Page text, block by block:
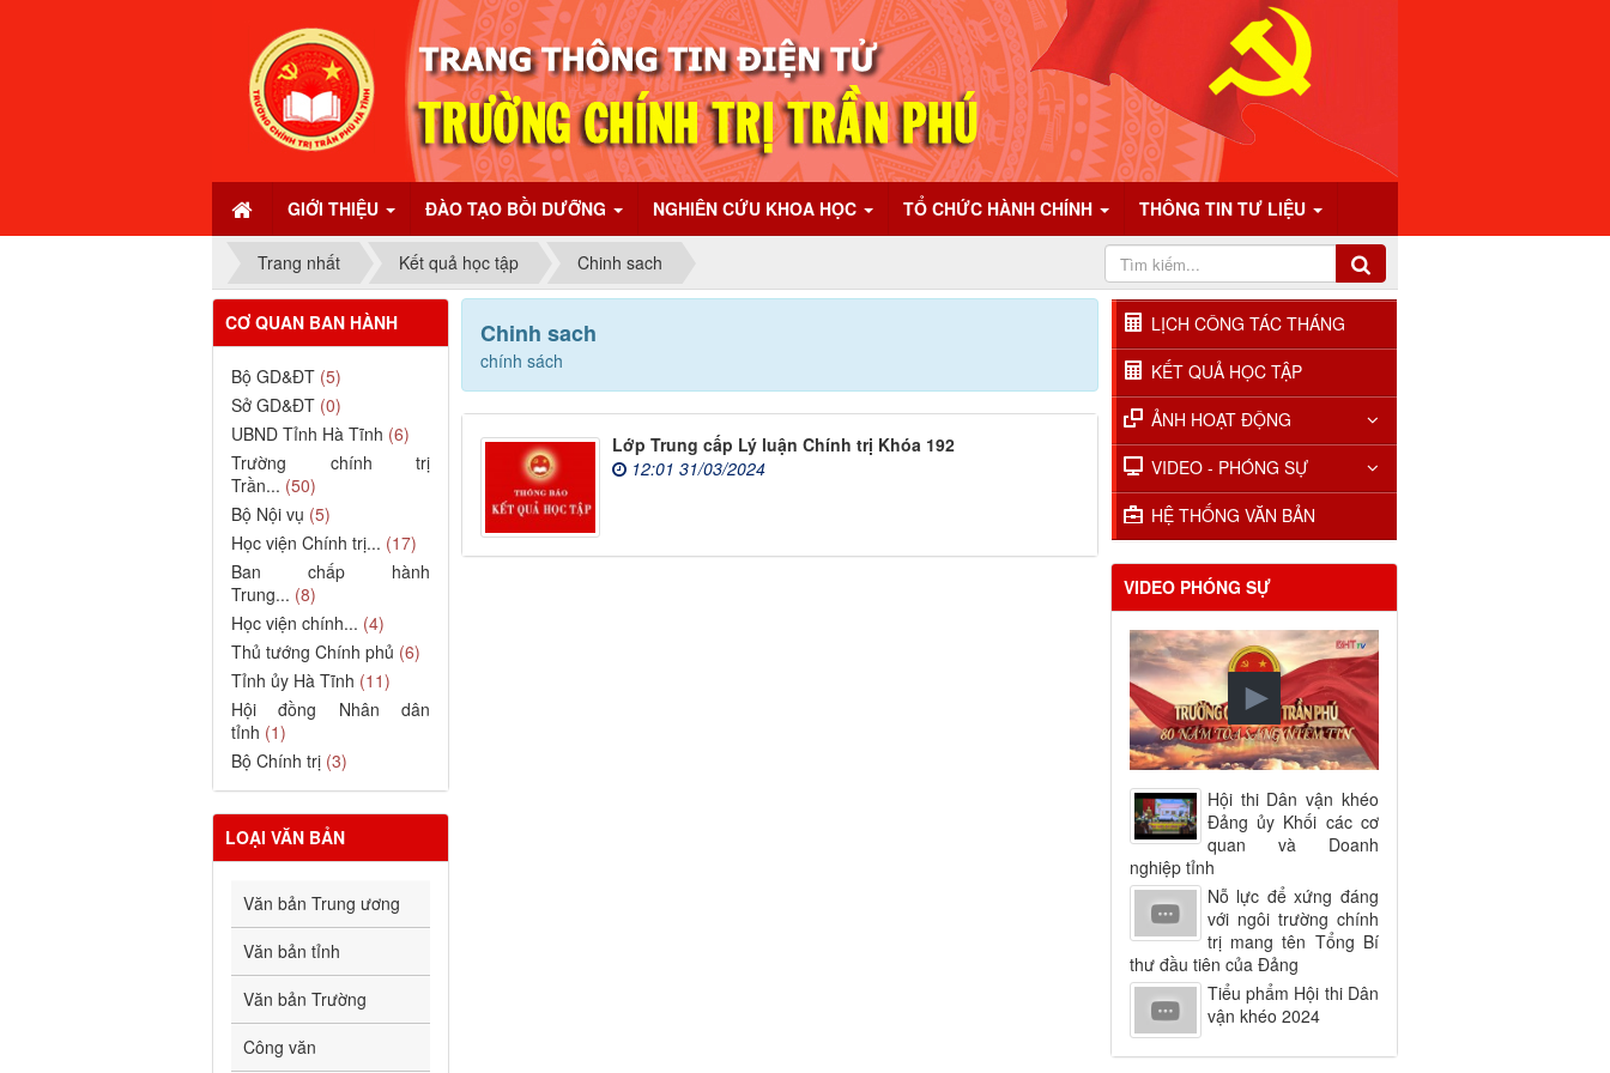
GIỚI THIỆU ĐÀO TẠO BỒI DƯỠNG NGHIÊN CỨU KHOA HỌC TỔ CHỨC HÀNH CHÍNH THÔNG TIN TƯ LIỆU
Trang nhất Kết quả học tập Chinh sach
Chinh sach
chính sách
Lớp Trung cấp Lý luận Chính trị Khóa 192
12:01 31/03/2024
LỊCH CÔNG TÁC THÁNG
KẾT QUẢ HỌC TẬP
ẢNH HOẠT ĐỘNG
VIDEO - PHÓNG SỰ
HỆ THỐNG VĂN BẢN
VIDEO PHÓNG SỰ
Hội thi Dân vận khéo
Đảng ủy Khối các cơ
quan và Doanh
nghiệp tỉnh
Nỗ lực để xứng đáng
với ngôi trường chính
trị mang tên Tổng Bí
thư đầu tiên của Đảng
Tiểu phẩm Hội thi Dân
vận khéo 2024
CƠ QUAN BAN HÀNH
Bộ GD&ĐT (5)
Sở GD&ĐT (0)
UBND Tỉnh Hà Tĩnh (6)
Trường chính trị
Trần... (50)
Bộ Nội vụ (5)
Học viện Chính trị... (17)
Ban chấp hành
Trung... (8)
Học viện chính... (4)
Thủ tướng Chính phủ (6)
Tỉnh ủy Hà Tĩnh (11)
Hội đồng Nhân dân
tỉnh (1)
Bộ Chính trị (3)
LOẠI VĂN BẢN
Văn bản Trung ương
Văn bản tỉnh
Văn bản Trường
Công văn